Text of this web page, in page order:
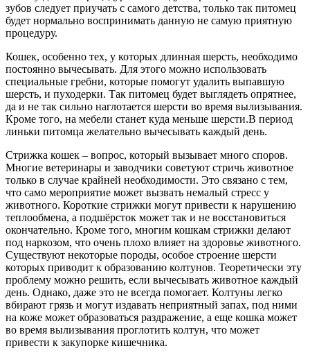
зубов следует приучать с самого детства, только так питомец
будет нормально воспринимать данную не самую приятную
процедуру.
Кошек, особенно тех, у которых длинная шерсть, необходимо
постоянно вычесывать. Для этого можно использовать
специальные гребни, которые помогут удалить выпавшую
шерсть, и пуходерки. Так питомец будет выглядеть опрятнее,
да и не так сильно наглотается шерсти во время вылизывания.
Кроме того, на мебели станет куда меньше шерсти.В период
линьки питомца желательно вычесывать каждый день.
Стрижка кошек – вопрос, который вызывает много споров.
Многие ветеринары и заводчики советуют стричь животное
только в случае крайней необходимости. Это связано с тем,
что само мероприятие может вызвать немалый стресс у
животного. Короткие стрижки могут привести к нарушению
теплообмена, а подшёрсток может так и не восстановиться
окончательно. Кроме того, многим кошкам стрижки делают
под наркозом, что очень плохо влияет на здоровье животного.
Существуют некоторые породы, особое строение шерсти
которых приводит к образованию колтунов. Теоретически эту
проблему можно решить, если вычесывать животное каждый
день. Однако, даже это не всегда помогает. Колтуны легко
вбирают грязь и могут издавать неприятный запах, под ними
на коже может образоваться раздражение, а еще кошка может
во время вылизывания проглотить колтун, что может
привести к закупорке кишечника.